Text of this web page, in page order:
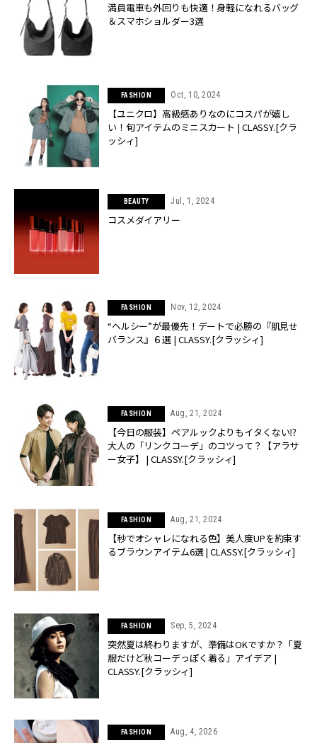
満員電車も外回りも快適！身軽になれるバッグ
＆スマホショルダー3選
FASHION Oct, 10, 2024
【ユニクロ】高級感ありなのにコスパが嬉し
い！旬アイテムのミニスカート | CLASSY.[クラ
ッシィ]
BEAUTY Jul, 1, 2024
コスメダイアリー
FASHION Nov, 12, 2024
“ヘルシー”が最優先！デートで必勝の『肌見せ
バランス』６選 | CLASSY.[クラッシィ]
FASHION Aug, 21, 2024
【今日の服装】ペアルックよりもイタくない⁉
大人の「リンクコーデ」のコツって？【アラサ
ー女子】 | CLASSY.[クラッシィ]
FASHION Aug, 21, 2024
【秒でオシャレになれる色】美人度UPを約束す
るブラウンアイテム6選 | CLASSY.[クラッシィ]
FASHION Sep, 5, 2024
突然夏は終わりますが、準備はOKですか？「夏
服だけど秋コーデっぽく着る」アイデア |
CLASSY.[クラッシィ]
FASHION Aug, 4, 2026